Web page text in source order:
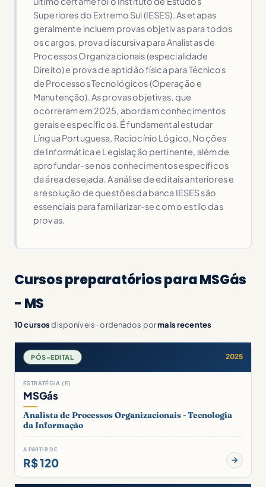
Superiores do Extremo Sul (IESES). As etapas
geralmente incluem provas objetivas para todos
os cargos, prova discursiva para Analistas de
Processos Organizacionais (especialidade
Direito) e prova de aptidão física para Técnicos
de Processos Tecnológicos (Operação e
Manutenção). As provas objetivas, que
ocorreram em 2025, abordam conhecimentos
gerais e específicos. É fundamental estudar
Língua Portuguesa, Raciocínio Lógico, Noções
de Informática e Legislação pertinente, além de
aprofundar-se nos conhecimentos específicos
da área desejada. A análise de editais anteriores e
a resolução de questões da banca IESES são
essenciais para familiarizar-se com o estilo das
provas.
Cursos preparatórios para MSGás
- MS
10 cursosdisponíveis · ordenados pormais recentes
PÓS-EDITAL 2025
ESTRATÉGIA (E)
MSGás
Analista de Processos Organizacionais - Tecnologia
da Informação
A PARTIR DE
R$ 120